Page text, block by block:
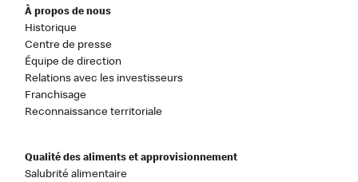
À propos de nous
Historique
Centre de presse
Équipe de direction
Relations avec les investisseurs
Franchisage
Reconnaissance territoriale
Qualité des aliments et approvisionnement
Salubrité alimentaire